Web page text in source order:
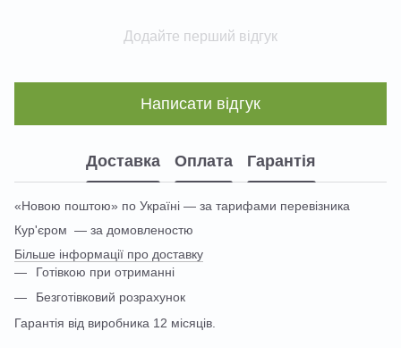
Додайте перший відгук
Написати відгук
Доставка Оплата Гарантія
«Новою поштою» по Україні — за тарифами перевізника
Кур'єром — за домовленостю
Більше інформації про доставку
Готівкою при отриманні
Безготівковий розрахунок
Гарантія від виробника 12 місяців.